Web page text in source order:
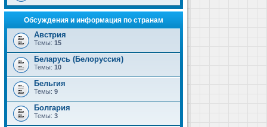
Обсуждения и информация по странам
Австрия
Темы: 15
Беларусь (Белоруссия)
Темы: 10
Бельгия
Темы: 9
Болгария
Темы: 3